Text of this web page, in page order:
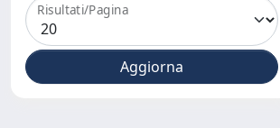
Risultati/Pagina